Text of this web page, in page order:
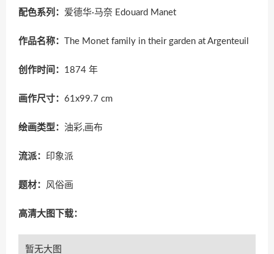
配色系列： 爱德华·马奈 Edouard Manet
作品名称： The Monet family in their garden at Argenteuil
创作时间： 1874 年
画作尺寸： 61x99.7 cm
绘画类型： 油彩,画布
流派： 印象派
题材： 风俗画
高清大图下载：
暂无大图